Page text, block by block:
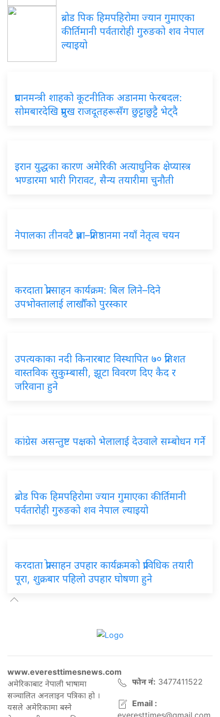
ब्रोड पिक हिमपहिरोमा ज्यान गुमाएका
कीर्तिमानी पर्वतारोही गुरुङको शव नेपाल
ल्याइयो
प्रधानमन्त्री शाहको कूटनीतिक अडानमा फेरबदल:
सोमबारदेखि प्रमुख राजदूतहरूसँग छुट्टाछुट्टै भेट्दै
इरान युद्धका कारण अमेरिकी अत्याधुनिक क्षेप्यास्त्र
भण्डारमा भारी गिरावट, सैन्य तयारीमा चुनौती
नेपालका तीनवटै प्रज्ञा–प्रतिष्ठानमा नयाँ नेतृत्व चयन
करदाता प्रोत्साहन कार्यक्रम: बिल लिने–दिने
उपभोक्तालाई लाखौँको पुरस्कार
उपत्यकाका नदी किनारबाट विस्थापित ७० प्रतिशत
वास्तविक सुकुम्बासी, झूटा विवरण दिए कैद र
जरिवाना हुने
कांग्रेस असन्तुष्ट पक्षको भेलालाई देउवाले सम्बोधन गर्ने
ब्रोड पिक हिमपहिरोमा ज्यान गुमाएका कीर्तिमानी
पर्वतारोही गुरुङको शव नेपाल ल्याइयो
करदाता प्रोत्साहन उपहार कार्यक्रमको प्राविधिक तयारी
पूरा, शुक्रबार पहिलो उपहार घोषणा हुने
www.everesttimesnews.com
अमेरिकाबाट नेपाली भाषामा
सञ्चालित अनलाइन पत्रिका हो ।
यसले अमेरिकामा बस्ने
फोन नं: 3477411522
Email :